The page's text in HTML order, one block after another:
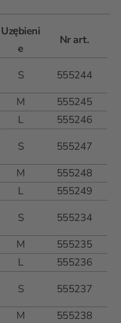
Uzębieni
e
Nr art.
S
555244
M
555245
L
555246
S
555247
M
555248
L
555249
S
555234
M
555235
L
555236
S
555237
M
555238